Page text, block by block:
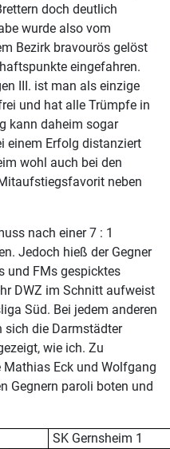
doch deutlich
wurde also vom
Bezirk bravourös gelöst
eingefahren.
III. ist man als einzige
und hat alle Trümpfe in
kann daheim sogar
einem Erfolg distanziert
wohl auch bei den
neben
nach einer 7 : 1
Jedoch hieß der Gegner
und FMs gespicktes
DWZ im Schnitt aufweist
Süd. Bei jedem anderen
sich die Darmstädter
wie ich. Zu
Eck und Wolfgang
Gegnern paroli boten und
SK Gernsheim 1